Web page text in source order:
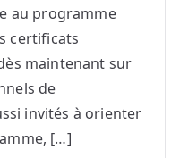
au programme
certificats
maintenant sur
de
invités à orienter
[…]